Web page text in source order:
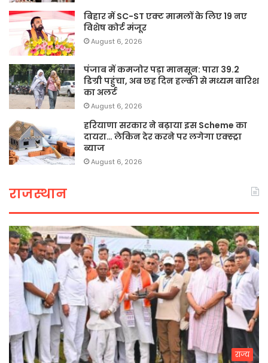
बिहार में SC-ST एक्ट मामलों के लिए 19 नए
विशेष कोर्ट मंजूर
August 6, 2026
पंजाब में कमजोर पड़ा मानसून: पारा 39.2
डिग्री पहुंचा, अब छह दिन हल्की से मध्यम बारिश
का अलर्ट
August 6, 2026
हरियाणा सरकार ने बढ़ाया इस Scheme का
दायरा… लेकिन देर करने पर लगेगा एक्स्ट्रा
ब्याज
August 6, 2026
राजस्थान
राज्य